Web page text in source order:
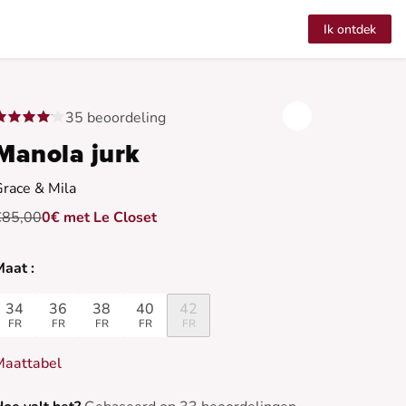
Ik ontdek
35 beoordeling
jurk
& Mila
0€ met Le Closet
:
34
FR
36
FR
38
FR
40
FR
42
FR